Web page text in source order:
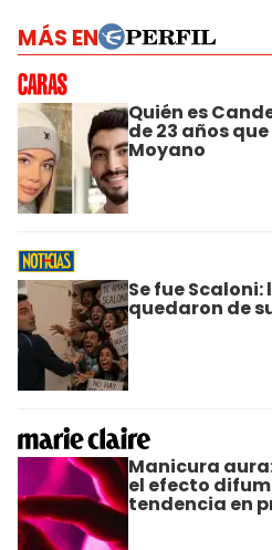
MÁS EN
Quién es
de 23 años
Moyano
Se fue
quedaron de
Manicura
el efecto
tendencia en